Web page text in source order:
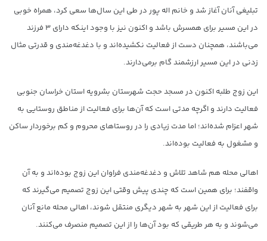
تبلیغی آنان آغاز شد و خانم اله پور در طی این سال‌ها سعی کرد، همراه خوبی
در این مسیر برای همسرش باشد و اکنون نیز با وجود اینکه دارای ۳ فرزند
می‌باشند، همچنان دست از فعالیت نکشیده‌اند و با دغدغه‌مندی و قدرتی مثال
زدنی در این مسیر ارزشمند گام برمی‌دارند.
این زوج طلبه اکنون در مسجد حجت شهرستان بشرویه استان خراسان جنوبی
فعالیت دارند و اگرچه مدتی است که آن‌ها برای فعالیت از مناطق روستایی به
شهر اعزام شده‌اند؛ اما مدت زیادی را در روستاهای محروم و کم برخوردار ساکن
و مشغول به فعالیت بوده‌اند.
اهالی محله هم شاهد تلاش و دغدغه‌مندی فراوان این زوج بوده‌اند و به آن
واقفند؛ برای همین است که چندی پیش وقتی این زوج تصمیم می‌گیرند که
برای فعالیت از این شهر به شهر دیگری منتقل شوند، اهالی محله مانع آنان
می‌شوند و به هر طریقی که بود آن‌ها را از این تصمیم منصرف می‌کنند.